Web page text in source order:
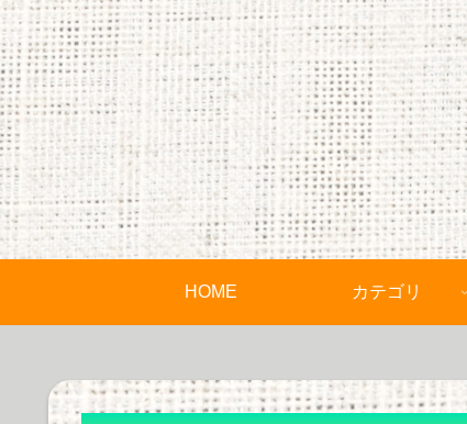
HOME カテゴリ